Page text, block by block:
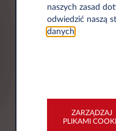
Miasto*
naszych zasad
odwiedzić naszą
danych.
ZARZĄDZAJ
PLIKAMI